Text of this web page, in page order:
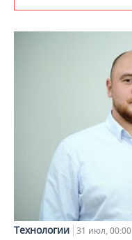
Технологии 31 июл, 00:00